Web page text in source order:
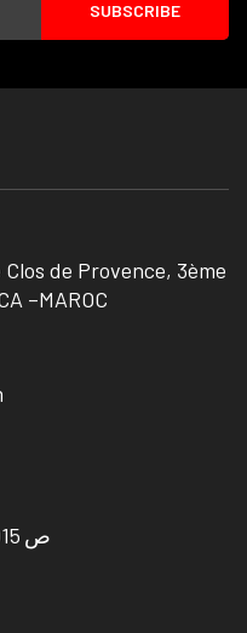
de Provence, 3ème
–MAROC
Numéro de dépôt légal : ص 37/2015